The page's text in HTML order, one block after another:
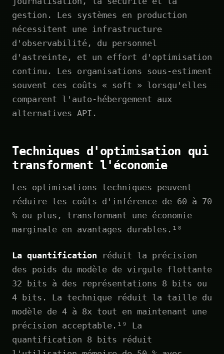
gestion. Les systèmes en production
nécessitent une infrastructure
d'observabilité, du personnel
d'astreinte, et un effort d'optimisation
continu. Les organisations sous-estiment
souvent ces coûts « soft » lorsqu'elles
comparent l'auto-hébergement aux
alternatives API.
Techniques d'optimisation qui
transforment l'économie
Les optimisations techniques peuvent
réduire les coûts d'inférence de 60 à 70
% ou plus, transformant une économie
marginale en avantages durables.¹⁸
La quantification réduit la précision
des poids du modèle de virgule flottante
32 bits à des représentations 8 bits ou
4 bits. La technique réduit la taille du
modèle de 4 à 8x tout en maintenant une
précision acceptable.¹⁹ La
quantification 8 bits réduit